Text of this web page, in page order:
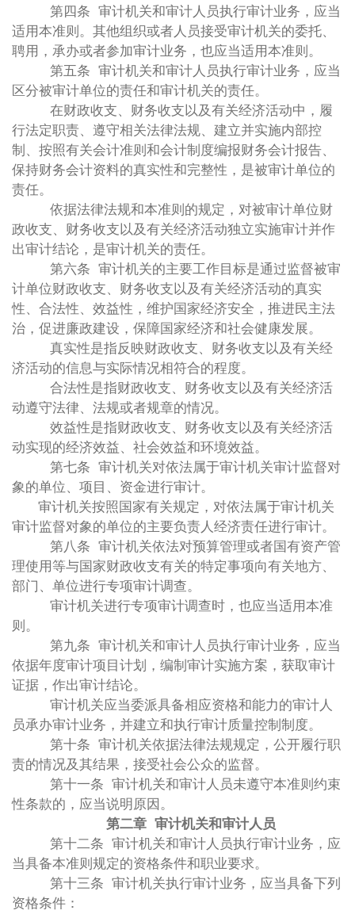
第四条 审计机关和审计人员执行审计业务，应当
适用本准则。其他组织或者人员接受审计机关的委托、
聘用，承办或者参加审计业务，也应当适用本准则。
第五条 审计机关和审计人员执行审计业务，应当
区分被审计单位的责任和审计机关的责任。
在财政收支、财务收支以及有关经济活动中，履
行法定职责、遵守相关法律法规、建立并实施内部控
制、按照有关会计准则和会计制度编报财务会计报告、
保持财务会计资料的真实性和完整性，是被审计单位的
责任。
依据法律法规和本准则的规定，对被审计单位财
政收支、财务收支以及有关经济活动独立实施审计并作
出审计结论，是审计机关的责任。
第六条 审计机关的主要工作目标是通过监督被审
计单位财政收支、财务收支以及有关经济活动的真实
性、合法性、效益性，维护国家经济安全，推进民主法
治，促进廉政建设，保障国家经济和社会健康发展。
真实性是指反映财政收支、财务收支以及有关经
济活动的信息与实际情况相符合的程度。
合法性是指财政收支、财务收支以及有关经济活
动遵守法律、法规或者规章的情况。
效益性是指财政收支、财务收支以及有关经济活
动实现的经济效益、社会效益和环境效益。
第七条 审计机关对依法属于审计机关审计监督对
象的单位、项目、资金进行审计。
审计机关按照国家有关规定，对依法属于审计机关
审计监督对象的单位的主要负责人经济责任进行审计。
第八条 审计机关依法对预算管理或者国有资产管
理使用等与国家财政收支有关的特定事项向有关地方、
部门、单位进行专项审计调查。
审计机关进行专项审计调查时，也应当适用本准
则。
第九条 审计机关和审计人员执行审计业务，应当
依据年度审计项目计划，编制审计实施方案，获取审计
证据，作出审计结论。
审计机关应当委派具备相应资格和能力的审计人
员承办审计业务，并建立和执行审计质量控制制度。
第十条 审计机关依据法律法规规定，公开履行职
责的情况及其结果，接受社会公众的监督。
第十一条 审计机关和审计人员未遵守本准则约束
性条款的，应当说明原因。
第二章 审计机关和审计人员
第十二条 审计机关和审计人员执行审计业务，应
当具备本准则规定的资格条件和职业要求。
第十三条 审计机关执行审计业务，应当具备下列
资格条件：